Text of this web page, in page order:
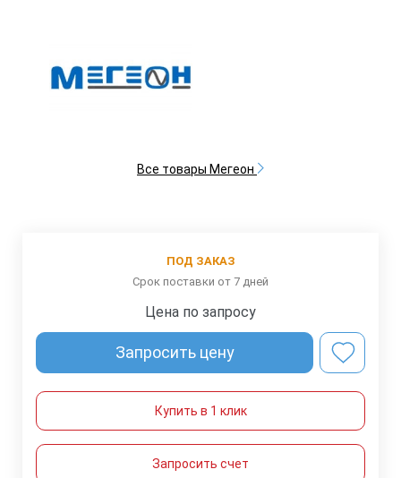
Все товары Мегеон
ПОД ЗАКАЗ
Срок поставки от 7 дней
Цена по запросу
Запросить цену
Купить в 1 клик
Запросить счет